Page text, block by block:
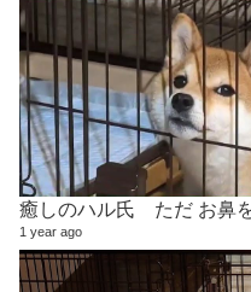
癒しのハル氏 ただ お鼻
1 year ago